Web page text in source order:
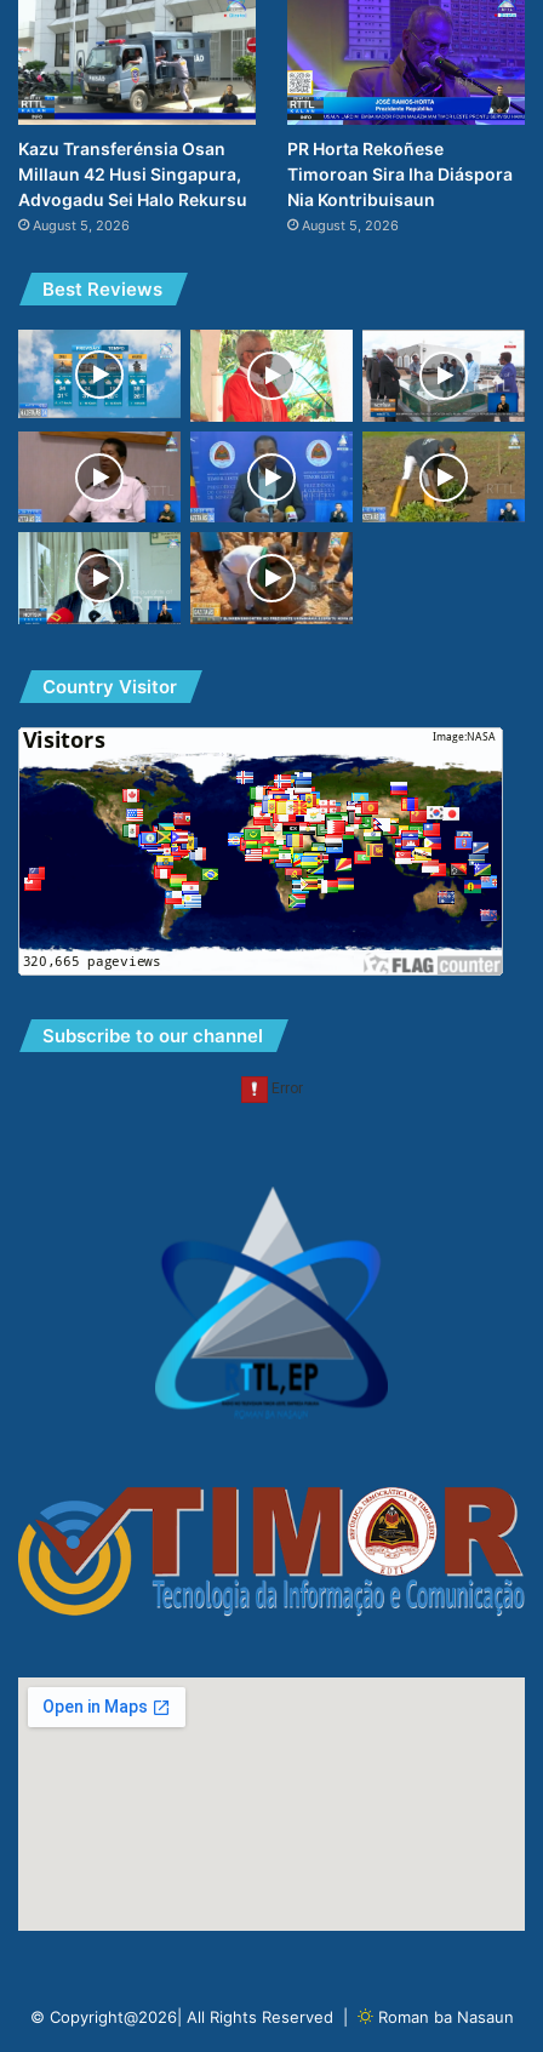
Kazu Transferénsia Osan
Millaun 42 Husi Singapura,
Advogadu Sei Halo Rekursu
August 5, 2026
PR Horta Rekoñese
Timoroan Sira Iha Diáspora
Nia Kontribuisaun
August 5, 2026
Best Reviews
Country Visitor
Subscribe to our channel
© Copyright@2026| All Rights Reserved | Roman ba Nasaun